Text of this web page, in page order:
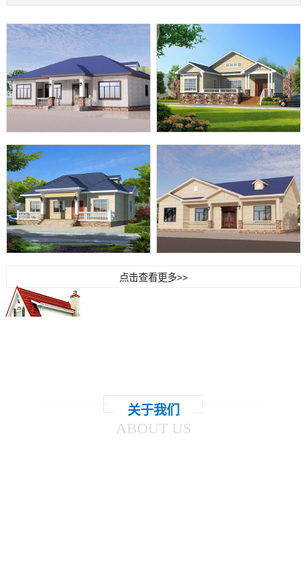
点击查看更多>>
关于我们
ABOUT US